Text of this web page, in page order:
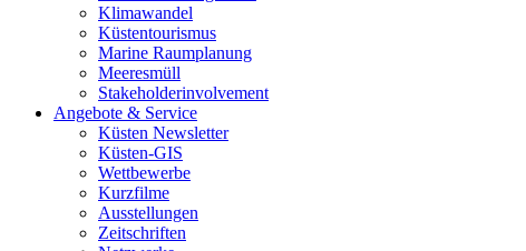
Klimawandel
Küstentourismus
Marine Raumplanung
Meeresmüll
Stakeholderinvolvement
Angebote & Service
Küsten Newsletter
Küsten-GIS
Wettbewerbe
Kurzfilme
Ausstellungen
Zeitschriften